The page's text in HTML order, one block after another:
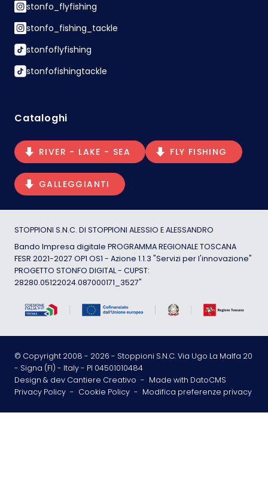
stonfo_flyfishing
stonfo_fishing_tackle
stonfoflyfishing
stonfofishingtackle
Cataloghi
RIVER - LAKE - SEA FLY FISHING
GALLEGGIANTI
STOPPIONI S.N.C. DI STOPPIONI ALESSIO E ALESSANDRO
Bando Impresa digitale PROGRAMMA REGIONALE TOSCANA
FESR 2021-2027 OP1 OS1 - Azione 1.1.3 "Servizi per l'innovazione"
PROGETTO STONFO DIGITAL - CUPST:
28280.05122024.087000171_3527"
© Copyright 2008 - 2026 - Stoppioni S.N.C. Via Ugo La Malfa 20
- Signa (FI) - Italy - PI 04501010484
Design & dev Cantiere Creativo - Made with DatoCMS
Privacy Policy - Cookie Policy - Modifica preferenze privacy